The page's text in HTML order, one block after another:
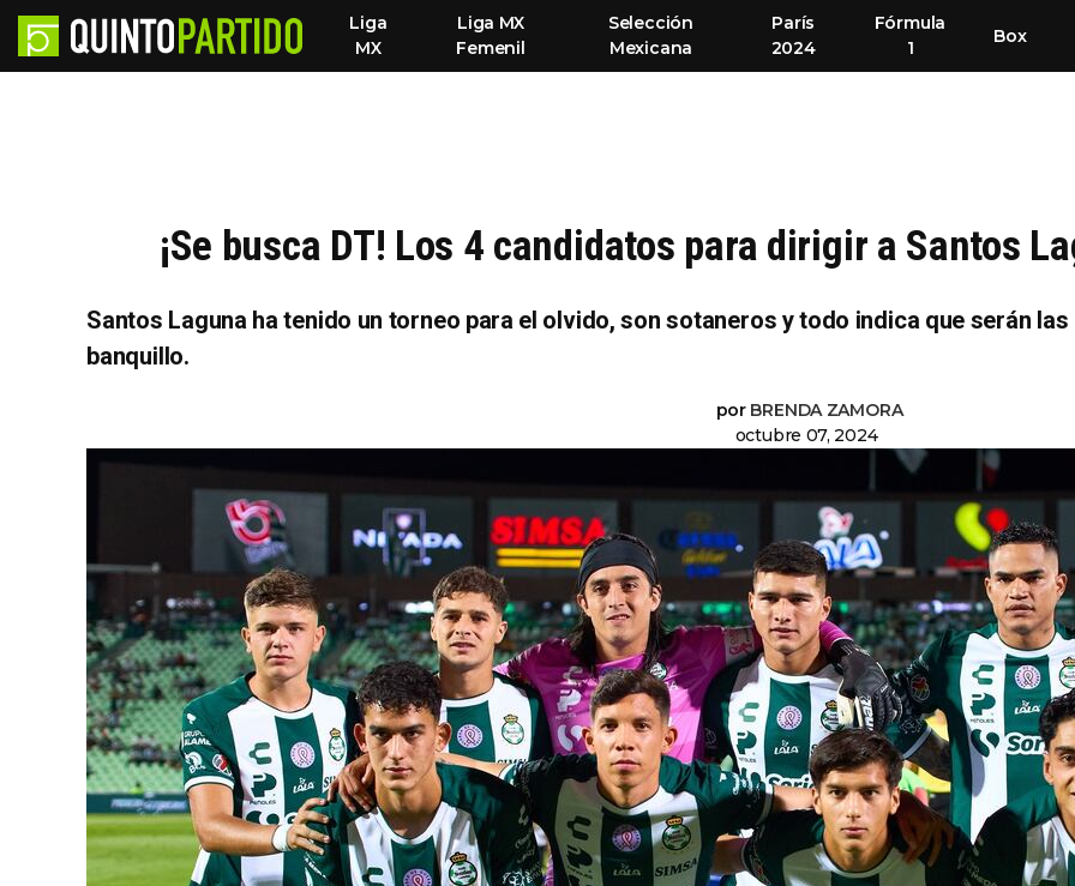
Liga
MX
Liga MX
Femenil
Selección
Mexicana
París
2024
Fórmula
1
Box
¡Se busca DT! Los 4 candidatos para dirigir a Santos
Santos Laguna ha tenido un torneo para el olvido, son sotaneros y todo indica que serán
banquillo.
por BRENDA ZAMORA
octubre 07, 2024